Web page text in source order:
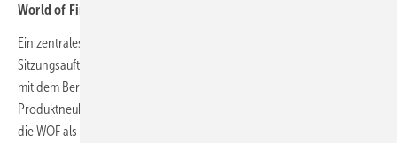
World of Fireplaces – Fachmesse mit internationaler Strahlkraft
Ein zentrales Thema der Sitzung war die WOF 2025. Den
Sitzungsauftakt machte daher auch der Messeveranstalter Trendfairs
mit dem Bericht zum Branchentreff in Leipzig. Mit ihrem Mix aus
Produktneuheiten, Marktimpulsen und Informationsplattform, hat sich
die WOF als relevanter Branchenevent etabliert und wuchs zu einer